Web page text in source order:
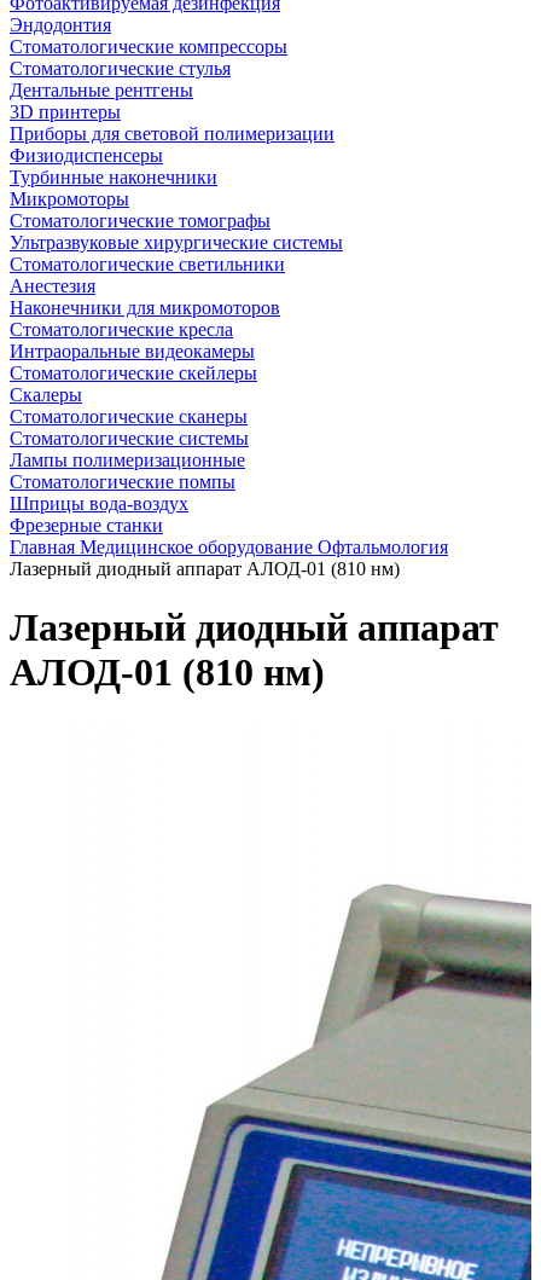
Эндодонтия
Стоматологические компрессоры
Стоматологические стулья
Дентальные рентгены
3D принтеры
Приборы для световой полимеризации
Физиодиспенсеры
Турбинные наконечники
Микромоторы
Стоматологические томографы
Ультразвуковые хирургические системы
Стоматологические светильники
Анестезия
Наконечники для микромоторов
Стоматологические кресла
Интраоральные видеокамеры
Стоматологические скейлеры
Скалеры
Стоматологические сканеры
Стоматологические системы
Лампы полимеризационные
Стоматологические помпы
Шприцы вода-воздух
Фрезерные станки
Главная Медицинское оборудование Офтальмология
Лазерный диодный аппарат АЛОД-01 (810 нм)
Лазерный диодный аппарат
АЛОД-01 (810 нм)